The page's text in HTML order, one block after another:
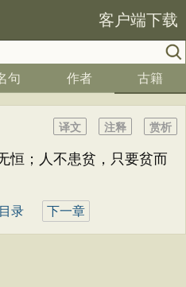
客户端下载
句 作者 古籍
赏析
注释
译文
；人不患贫，只要贫而
目录 下一章